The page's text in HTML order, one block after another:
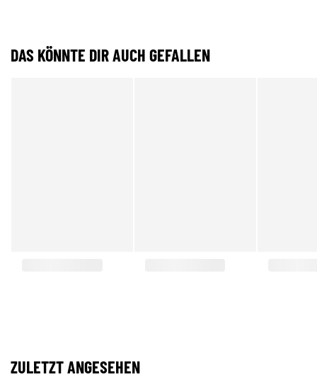
DAS KÖNNTE DIR AUCH GEFALLEN
ZULETZT ANGESEHEN